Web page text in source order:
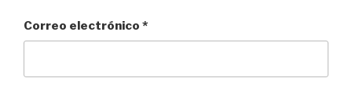
Correo electrónico *